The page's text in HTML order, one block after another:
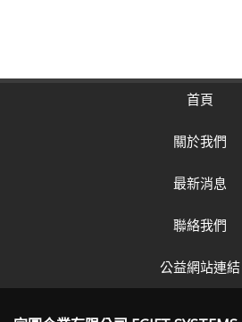
首頁
關於我們
最新消息
聯絡我們
公益網站連結